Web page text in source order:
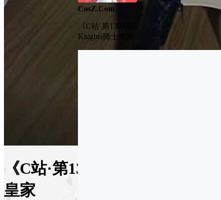
《C站·第1303期》Knights骑士
皇家
CosZ.Com
《C站·第1303期》
Knights骑士皇家